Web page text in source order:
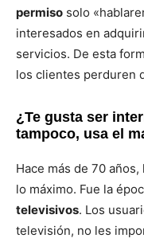
permiso solo
interesados en
servicios. De esta
los clientes perduren
¿Te gusta ser
tampoco, usa el
Hace más de 70 años,
lo máximo. Fue la
televisivos. Los
televisión, no les